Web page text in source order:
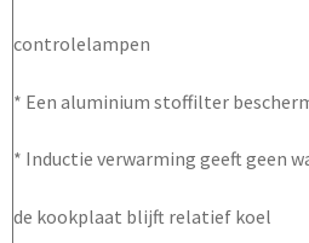
controlelampen
* Een aluminium stoffilter
* Inductie verwarming geeft geen
de kookplaat blijft relatief koel